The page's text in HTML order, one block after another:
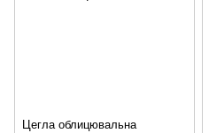
Цегла облицювальна